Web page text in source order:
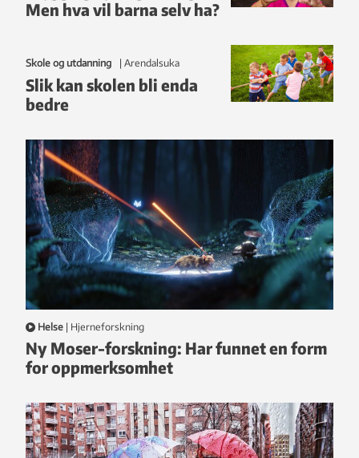
Men hva vil barna selv ha?
Skole og utdanning | Arendalsuka
Slik kan skolen bli enda
bedre
Helse | hjerneforskning
Ny Moser-forskning: Har funnet en form
for oppmerksomhet